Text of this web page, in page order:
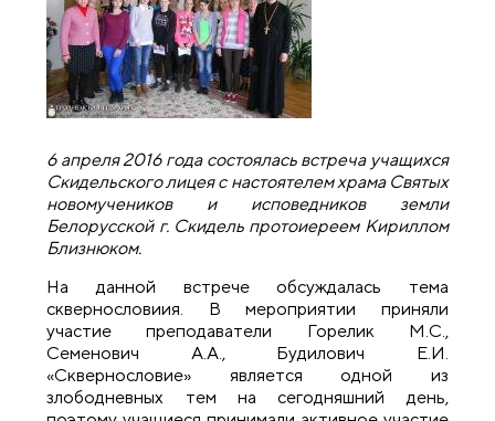
6 апреля 2016 года состоялась встреча учащихся
Скидельского лицея с настоятелем храма Святых
новомучеников и исповедников земли
Белорусской г. Скидель протоиереем Кириллом
Близнюком.
На данной встрече обсуждалась тема
сквернословиия. В мероприятии приняли
участие преподаватели Горелик М.С.,
Семенович А.А., Будилович Е.И.
«Сквернословие» является одной из
злободневных тем на сегодняшний день,